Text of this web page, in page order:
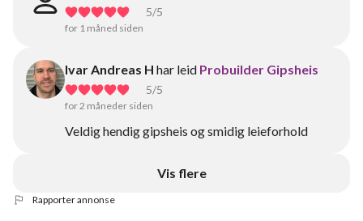
5/5
for 1 måned siden
Ivar Andreas H har leid Probuilder Gipsheis
5/5
for 2 måneder siden
Veldig hendig gipsheis og smidig leieforhold
Vis flere
Rapporter annonse